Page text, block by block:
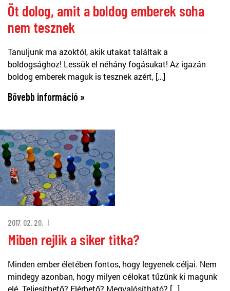
Öt dolog, amit a boldog emberek soha
nem tesznek
Tanuljunk ma azoktól, akik utakat találtak a
boldogsághoz! Lessük el néhány fogásukat! Az igazán
boldog emberek maguk is tesznek azért, […]
Bővebb információ »
2017. 02. 20.
Miben rejlik a siker titka?
Minden ember életében fontos, hogy legyenek céljai. Nem
mindegy azonban, hogy milyen célokat tűzünk ki magunk
elé. Teljesíthető? Elérhető? Megvalósítható? […]